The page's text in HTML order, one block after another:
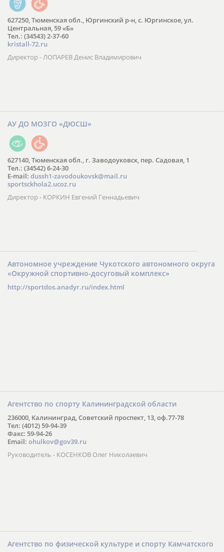
627250, Тюменская обл., Юргинский р-н, с. Юргинское, ул.
Центральная, 59 «Б»
Тел.: (34543) 2-37-60
kristall-72.ru
Директор - ЛОПАРЕВ Денис Владимирович
АУ ДО МОЗГО «ДЮСШ»
627140, Тюменская обл., г. Заводоуковск, пер. Садовая, 1
Тел.: (34542) 6-24-30
​E-mail: dussh1-zavodoukovsk@mail.ru
sportsckhola2.ucoz.ru
Директор - КОРКИН Евгений Геннадьевич
Автономное учреждение Чукотского автономного округа
«Окружной спортивно-досуговый комплекс»
http://sportdos.anadyr.ru/index.html
Агентство по спорту Калининградской области
236000, Калининград, Советский проспект, 13, оф.77-78
Тел: (4012) 59-94-39
Факс: 59-94-26
Email: ohulkov@gov39.ru
Руководитель - КОСЕНКОВ Олег Николаевич
Агентство по физической культуре и спорту Камчатского